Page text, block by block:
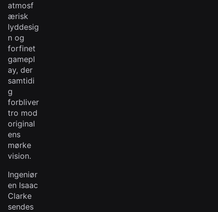
atmosf
ærisk
lyddesig
n og
forfinet
gamepl
ay, der
samtidi
g
forbliver
tro mod
original
ens
mørke
vision.
Ingeniør
en Isaac
Clarke
sendes